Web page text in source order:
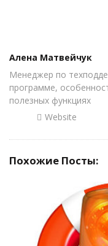
Author
Алена Матвейчук
Менеджер по
программе,
полезных функциях
Website
Похожие Посты: